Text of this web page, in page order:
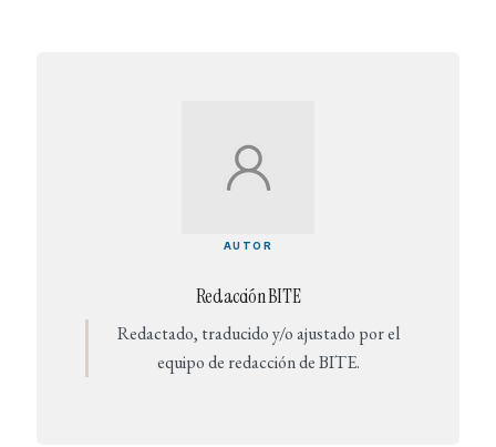
AUTOR
Redacción BITE
Redactado, traducido y/o ajustado por el
equipo de redacción de BITE.